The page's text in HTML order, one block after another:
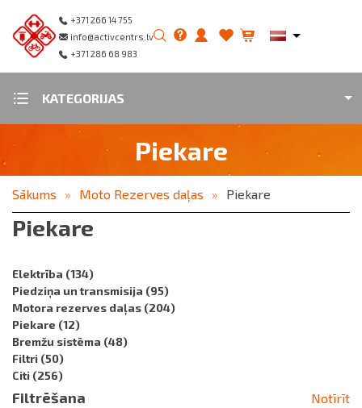
+371 266 14 755
info@activcentrs.lv
+371 286 68 983
KATEGORIJAS
Piekare
Sākums Moto Rezerves daļas Piekare
Piekare
Elektrība (134)
Piedziņa un transmisija (95)
Motora rezerves daļas (204)
Piekare (12)
Bremžu sistēma (48)
Filtri (50)
Citi (256)
Filtrēšana Notīrīt